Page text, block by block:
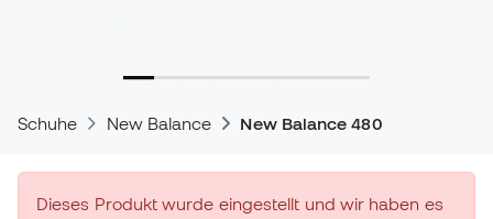
Schuhe New Balance New Balance 480
Dieses Produkt wurde eingestellt und wir haben es